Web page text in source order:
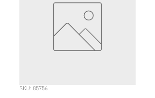
SKU: 85756